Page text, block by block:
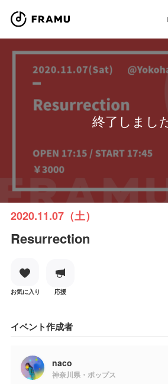
終了しまし
2020.11.07（土）
Resurrection
お気に入り 応援
イベント作成者
naco
神奈川県・ポップス